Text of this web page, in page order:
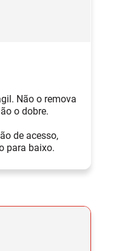
Não o remova
o dobre.
de acesso,
para baixo.